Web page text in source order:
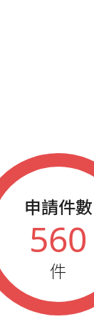
申請件數
560
件